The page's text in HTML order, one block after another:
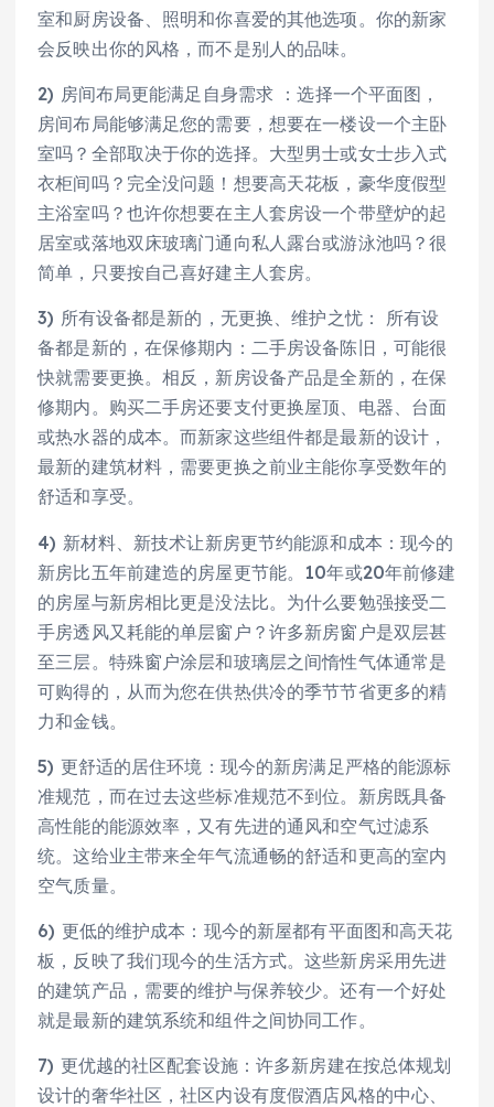
室和厨房设备、照明和你喜爱的其他选项。你的新家
会反映出你的风格，而不是别人的品味。
2) 房间布局更能满足自身需求 ：选择一个平面图，
房间布局能够满足您的需要，想要在一楼设一个主卧
室吗？全部取决于你的选择。大型男士或女士步入式
衣柜间吗？完全没问题！想要高天花板，豪华度假型
主浴室吗？也许你想要在主人套房设一个带壁炉的起
居室或落地双床玻璃门通向私人露台或游泳池吗？很
简单，只要按自己喜好建主人套房。
3) 所有设备都是新的，无更换、维护之忧： 所有设
备都是新的，在保修期内：二手房设备陈旧，可能很
快就需要更换。相反，新房设备产品是全新的，在保
修期内。购买二手房还要支付更换屋顶、电器、台面
或热水器的成本。而新家这些组件都是最新的设计，
最新的建筑材料，需要更换之前业主能你享受数年的
舒适和享受。
4) 新材料、新技术让新房更节约能源和成本：现今的
新房比五年前建造的房屋更节能。10年或20年前修建
的房屋与新房相比更是没法比。为什么要勉强接受二
手房透风又耗能的单层窗户？许多新房窗户是双层甚
至三层。特殊窗户涂层和玻璃层之间惰性气体通常是
可购得的，从而为您在供热供冷的季节节省更多的精
力和金钱。
5) 更舒适的居住环境：现今的新房满足严格的能源标
准规范，而在过去这些标准规范不到位。新房既具备
高性能的能源效率，又有先进的通风和空气过滤系
统。这给业主带来全年气流通畅的舒适和更高的室内
空气质量。
6) 更低的维护成本：现今的新屋都有平面图和高天花
板，反映了我们现今的生活方式。这些新房采用先进
的建筑产品，需要的维护与保养较少。还有一个好处
就是最新的建筑系统和组件之间协同工作。
7) 更优越的社区配套设施：许多新房建在按总体规划
设计的奢华社区，社区内设有度假酒店风格的中心、